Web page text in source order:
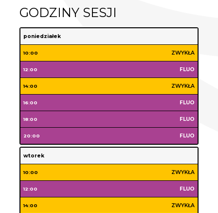
GODZINY SESJI